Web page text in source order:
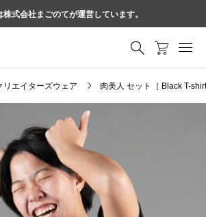
株式会社まごのてが運営しています。
リエイターズウェア 肉美人 セット［ Black T-